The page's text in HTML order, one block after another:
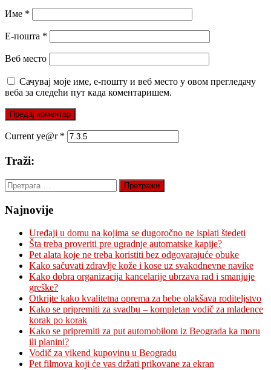
Име *
Е-пошта *
Веб место
Сачувај моје име, е-пошту и веб место у овом прегледачу
веба за следећи пут када коментаришем.
Current ye@r *
Traži:
Претрага
за:
Najnovije
Uređaji u domu na kojima se dugoročno ne isplati štedeti
Šta treba proveriti pre ugradnje automatske kapije?
Pet alata koje ne treba koristiti bez odgovarajuće obuke
Kako sačuvati zdravlje kože i kose uz svakodnevne navike
Kako dobra organizacija kancelarije ubrzava rad i smanjuje
greške?
Otkrijte kako kvalitetna oprema za bebe olakšava roditeljstvo
Kako se pripremiti za svadbu – kompletan vodič za mladence
korak po korak
Kako se pripremiti za put automobilom iz Beograda ka moru
ili planini?
Vodič za vikend kupovinu u Beogradu
Pet filmova koji će vas držati prikovane za ekran